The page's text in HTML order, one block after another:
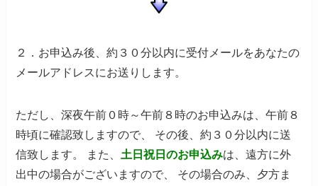
２ ．お申込み後、約３０分以内に受付メールをあなたの
メールアドレスにお送りします。
ただし、深夜午前０時～午前８時のお申込みは、午前８
時頃に確認致しますので、
その後、約３０分以内に送
信致します。
また、 土日祝日のお申込みは、遠方に外
出中の場合がございますので、
その場合のみ、夕方ま